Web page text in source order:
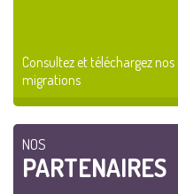
Consultez et téléchargez
migrations
NOS
PARTENAIRES